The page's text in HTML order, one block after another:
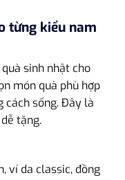
từng kiểu nam
sinh nhật cho
món quà phù hợp
cách sống. Đây là
tặng.
ví da classic, đồng